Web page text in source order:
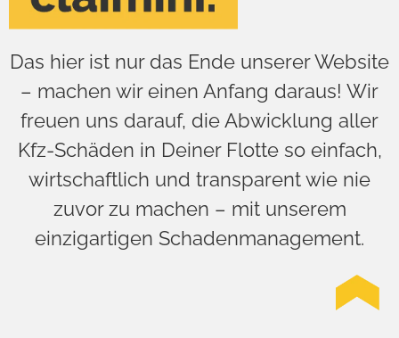
Das hier ist nur das Ende unserer Website
– machen wir einen Anfang daraus! Wir
freuen uns darauf, die Abwicklung aller
Kfz-Schäden in Deiner Flotte so einfach,
wirtschaftlich und transparent wie nie
zuvor zu machen – mit unserem
einzigartigen Schadenmanagement.